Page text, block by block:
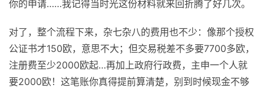
你的申请……我记得当时光这份材料就来回折腾了好几次。
对了，整个流程下来，杂七杂八的费用也不少：像那个授权
公证书才150欧，意思不大；但交易税差不多要7700多欧，
注册费至少2000欧起…再加上政府行政费，主申一个人就
要2000欧！这笔账你真得提前算清楚，别到时候现金不够